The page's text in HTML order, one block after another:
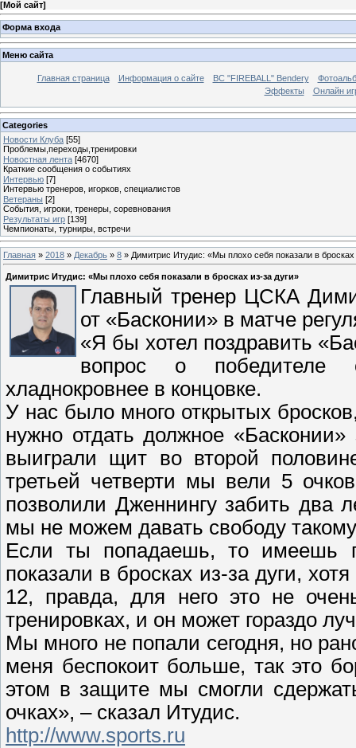
[Мой сайт]
Форма входа
Меню сайта
Главная страница Информация о сайте BC "FIREBALL" Bendery
Эффекты
Онлайн
Categories
Новости Клуба [55]
Проблемы,переходы,тренировки
Новостная лента [4670]
Краткие сообщения о событиях
Интервью [7]
Интервью тренеров, игорков, специалистов
Ветераны [2]
События, игроки, тренеры, соревнования
Результаты игр [139]
Чемпионаты, турниры, встречи
Главная » 2018 » Декабрь » 8 » Димитрис Итудис: «Мы плохо себя показали в бросках
Димитрис Итудис: «Мы плохо себя показали в бросках из-за дуги»
Главный тренер ЦСКА
от «Басконии» в матче
«Я бы хотел поздравить
вопрос о победителе
хладнокровнее в концовке.
У нас было много открытых
нужно отдать должное
выиграли щит во второй
третьей четверти мы вели 5
позволили Дженнингу забить два
мы не можем давать свободу
Если ты попадаешь, то имеешь
показали в бросках из-за дуги,
12, правда, для него это не
тренировках, и он может гораздо
Мы много не попали сегодня, но
меня беспокоит больше, так это
этом в защите мы смогли
очках», – сказал Итудис.
http://www.sports.ru